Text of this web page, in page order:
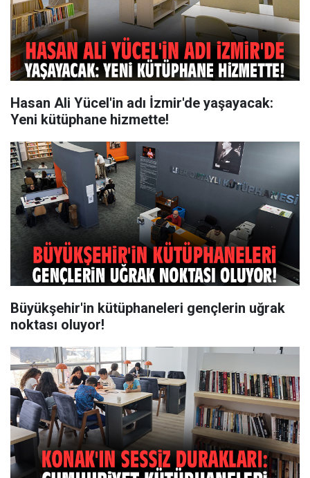
Hasan Ali Yücel'in adı İzmir'de yaşayacak:
Yeni kütüphane hizmette!
Büyükşehir'in kütüphaneleri gençlerin uğrak
noktası oluyor!